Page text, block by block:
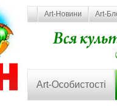
Art-Новини Art-
Art-Особистості